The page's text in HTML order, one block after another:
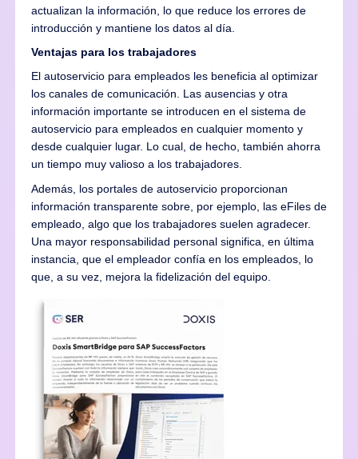
actualizan la información, lo que reduce los errores de
introducción y mantiene los datos al día.
Ventajas para los trabajadores
El autoservicio para empleados les beneficia al optimizar
los canales de comunicación. Las ausencias y otra
información importante se introducen en el sistema de
autoservicio para empleados en cualquier momento y
desde cualquier lugar. Lo cual, de hecho, también ahorra
un tiempo muy valioso a los trabajadores.
Además, los portales de autoservicio proporcionan
información transparente sobre, por ejemplo, las eFiles de
empleado, algo que los trabajadores suelen agradecer.
Una mayor responsabilidad personal significa, en última
instancia, que el empleador confía en los empleados, lo
que, a su vez, mejora la fidelización del equipo.